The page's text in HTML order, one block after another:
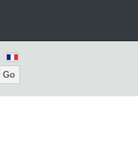
Go